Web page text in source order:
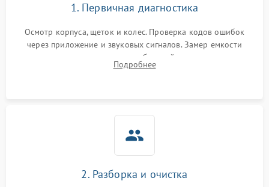
1. Первичная диагностика
Осмотр корпуса, щеток и колес. Проверка кодов ошибок
через приложение и звуковых сигналов. Замер емкости
аккумулятора и тестирование базовой станции зарядки.
Оценка работы лидара, бампера и датчиков падения для
Подробнее
2. Разборка и очистка